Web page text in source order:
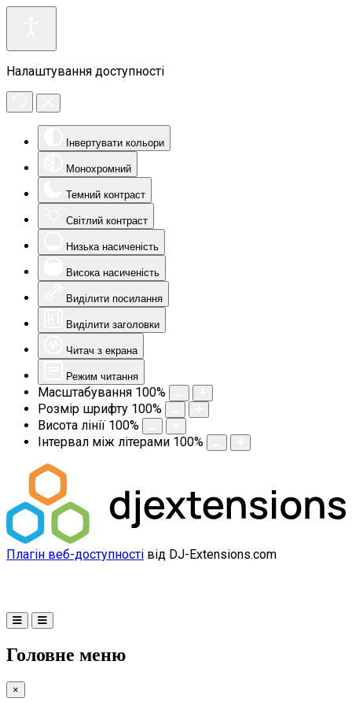
Налаштування доступності
Інвертувати кольори
Монохромний
Темний контраст
Світлий контраст
Низька насиченість
Висока насиченість
Виділити посилання
Виділити заголовки
Читач з екрана
Режим читання
Масштабування 100%
Розмір шрифту 100%
Висота лінії 100%
Інтервал між літерами 100%
Плагін веб-доступності від DJ-Extensions.com
Головне меню
×